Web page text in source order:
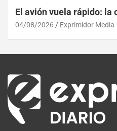
El avión vuela rápido: la
04/08/2026 Exprimidor Media